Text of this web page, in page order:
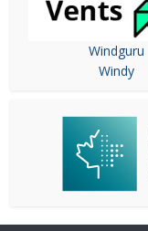
Windguru
Windy